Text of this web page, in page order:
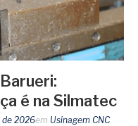
é na Silmatec
de 2026em Usinagem CNC